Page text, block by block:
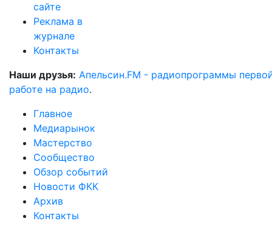
сайте
Реклама в
журнале
Контакты
Наши друзья: Апельсин.FM - радиопрограммы
работе на радио.
Главное
Медиарынок
Мастерство
Сообщество
Обзор событий
Новости ФКК
Архив
Контакты